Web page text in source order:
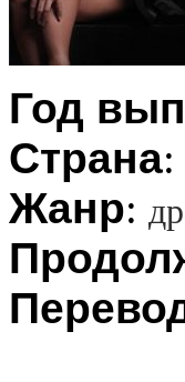
Год
Страна:
Жанр: